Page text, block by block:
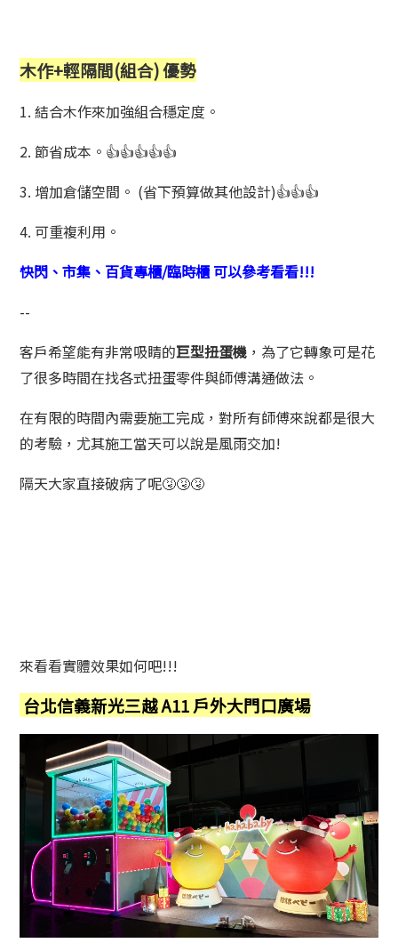
木作+輕隔間(組合) 優勢
1. 結合木作來加強組合穩定度。
2. 節省成本。👍👍👍👍👍
3. 增加倉儲空間。 (省下預算做其他設計)👍👍👍
4. 可重複利用。
快閃、市集、百貨專櫃/臨時櫃 可以參考看看!!!
--
客戶希望能有非常吸睛的巨型扭蛋機 ，為了它轉象可是花
了很多時間在找各式扭蛋零件與師傅溝通做法。
在有限的時間內需要施工完成，對所有師傅來說都是很大
的考驗，尤其施工當天可以說是風雨交加!
隔天大家直接破病了呢🤧🤧🤧
來看看實體效果如何吧!!!
台北信義新光三越 A11 戶外大門口廣場